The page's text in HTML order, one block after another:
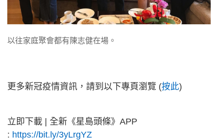
以往家庭聚會都有陳志健在場。
更多新冠疫情資訊，請到以下專頁瀏覽 (按此)
立即下載 | 全新《星島頭條》APP
: https://bit.ly/3yLrgYZ